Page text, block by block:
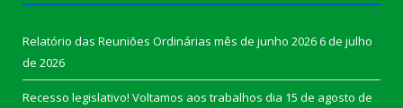
Relatório das Reuniões Ordinárias mês de junho 20266 de julho
de 2026
Recesso legislativo! Voltamos aos trabalhos dia 15 de agosto de